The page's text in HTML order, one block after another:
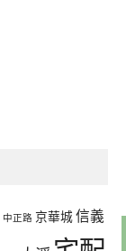
中正路 京華城 信義